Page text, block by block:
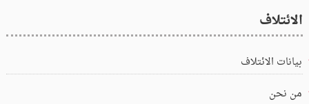
الائتلاف
بيانات الائتلاف
من نحن